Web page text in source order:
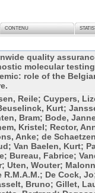
CONTENU
quality
molecular
role of the
Reile; Cuypers,
Kurt;
Bram; Bode,
Kristel; Rector,
Anke; de
Van Baelen, Kurt;
Bureau, Fabrice;
Uten, Wouter;
R.M.A.M.; De Cock,
Bruno; Gillet,